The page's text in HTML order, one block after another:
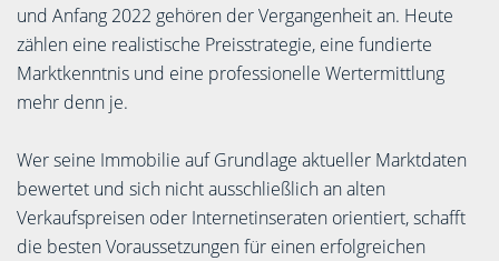
und Anfang 2022 gehören der Vergangenheit an. Heute
zählen eine realistische Preisstrategie, eine fundierte
Marktkenntnis und eine professionelle Wertermittlung
mehr denn je.
Wer seine Immobilie auf Grundlage aktueller Marktdaten
bewertet und sich nicht ausschließlich an alten
Verkaufspreisen oder Internetinseraten orientiert, schafft
die besten Voraussetzungen für einen erfolgreichen